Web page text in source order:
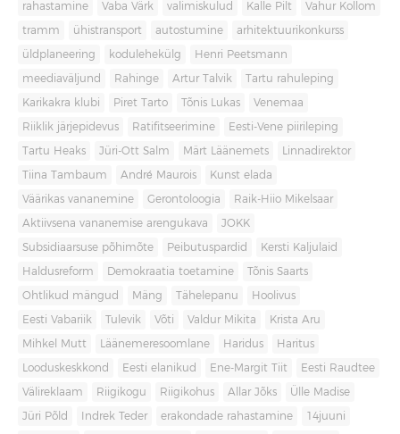
rahastamine Vaba Värk valimiskulud Kalle Pilt Vahur Kollom
tramm ühistransport autostumine arhitektuurikonkurss
üldplaneering kodulehekülg Henri Peetsmann
meediaväljund Rahinge Artur Talvik Tartu rahuleping
Karikakra klubi Piret Tarto Tõnis Lukas Venemaa
Riiklik järjepidevus Ratifitseerimine Eesti-Vene piirileping
Tartu Heaks Jüri-Ott Salm Märt Läänemets Linnadirektor
Tiina Tambaum André Maurois Kunst elada
Väärikas vananemine Gerontoloogia Raik-Hiio Mikelsaar
Aktiivsena vananemise arengukava JOKK
Subsidiaarsuse põhimõte Peibutuspardid Kersti Kaljulaid
Haldusreform Demokraatia toetamine Tõnis Saarts
Ohtlikud mängud Mäng Tähelepanu Hoolivus
Eesti Vabariik Tulevik Võti Valdur Mikita Krista Aru
Mihkel Mutt Läänemeresoomlane Haridus Haritus
Looduskeskkond Eesti elanikud Ene-Margit Tiit Eesti Raudtee
Välireklaam Riigikogu Riigikohus Allar Jõks Ülle Madise
Jüri Põld Indrek Teder erakondade rahastamine 14juuni